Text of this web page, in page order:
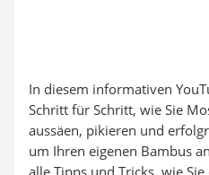
In diesem informativen
Schritt für Schritt, wie Sie
aussäen, pikieren und
um Ihren eigenen Bambus
alle Tipps und Tricks, wie